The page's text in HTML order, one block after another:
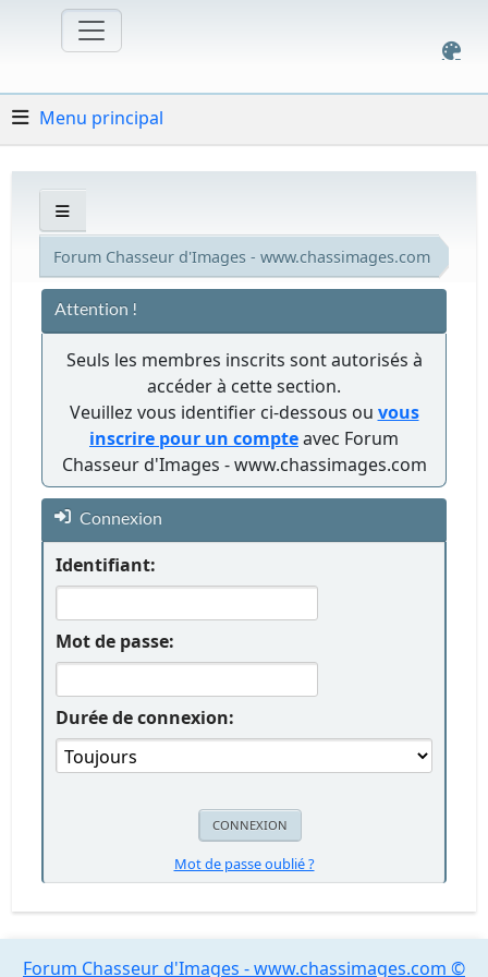
Menu principal
Forum Chasseur d'Images - www.chassimages.com
Attention !
Seuls les membres inscrits sont autorisés à
accéder à cette section.
Veuillez vous identifier ci-dessous ou vous
inscrire pour un compteavec Forum
Chasseur d'Images - www.chassimages.com
Connexion
Identifiant:
Mot de passe:
Durée de connexion:
Mot de passe oublié ?
Forum Chasseur d'Images - www.chassimages.com ©